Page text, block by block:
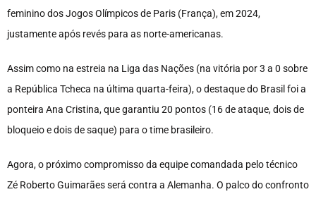
feminino dos Jogos Olímpicos de Paris (França), em 2024,
justamente após revés para as norte-americanas.
Assim como na estreia na Liga das Nações (na vitória por 3 a 0 sobre
a República Tcheca na última quarta-feira), o destaque do Brasil foi a
ponteira Ana Cristina, que garantiu 20 pontos (16 de ataque, dois de
bloqueio e dois de saque) para o time brasileiro.
Agora, o próximo compromisso da equipe comandada pelo técnico
Zé Roberto Guimarães será contra a Alemanha. O palco do confronto